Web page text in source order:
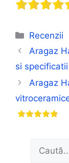
Categorii
Recenzii
Aragaz
si
Aragaz
după: